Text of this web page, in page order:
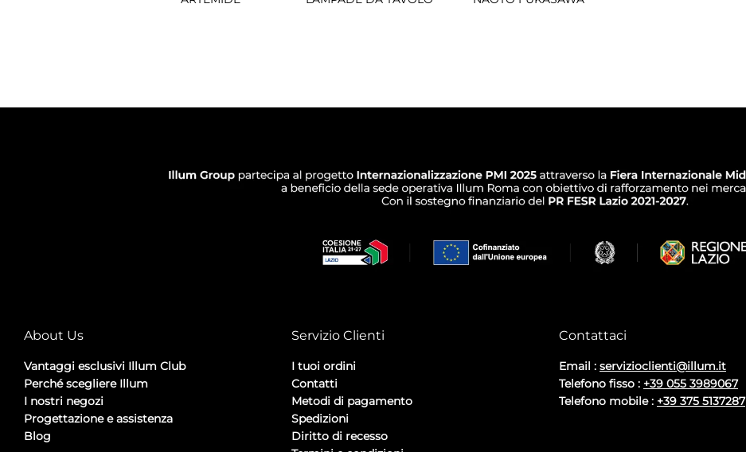
About Us
Vantaggi esclusivi Illum Club
Perché scegliere Illum
I nostri negozi
Progettazione e assistenza
Blog
Servizio Clienti
I tuoi ordini
Contatti
Metodi di pagamento
Spedizioni
Diritto di recesso
Contattaci
Email : servizioclienti@illum.it
Telefono fisso : +39 055 3989067
Telefono mobile : +39 375 5137287